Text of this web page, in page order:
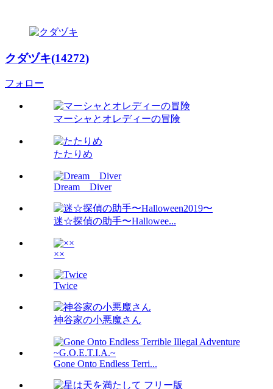
クダヅキ(14272)
フォロー
マーシャとオレディーの冒険
たたりめ
Dream Diver
迷☆探偵の助手〜Hallowee...
××
Twice
神谷家の小悪魔さん
Gone Onto Endless Terri...